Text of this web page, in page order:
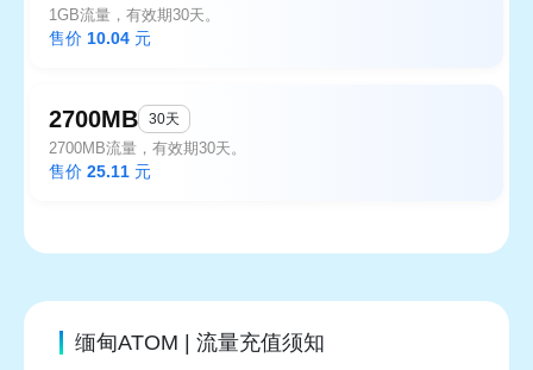
1GB流量，有效期30天。
售价 10.04 元
2700MB 30天
2700MB流量，有效期30天。
售价 25.11 元
缅甸ATOM | 流量充值须知